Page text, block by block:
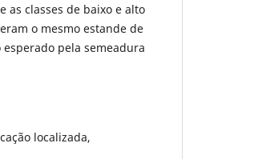
as classes de baixo e alto
o mesmo estande de
pela semeadura
localizada,